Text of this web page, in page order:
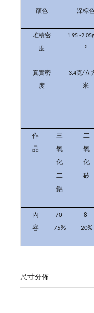
顏色 深棕
堆積密
度
1.95 -
³
真實密
度
3.4克/立
米
作
品
三
氧
化
二
鋁
二
氧
化
矽
內
容
70-
75%
8-
20%
尺寸分佈